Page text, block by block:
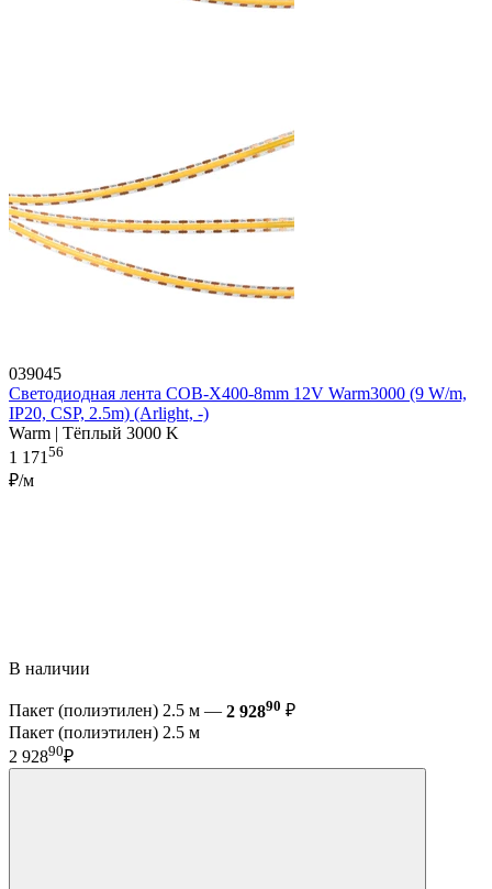
039045
Светодиодная лента COB-X400-8mm 12V Warm3000 (9 W/m,
IP20, CSP, 2.5m) (Arlight, -)
Warm | Тёплый 3000 K
1 171 56
₽/м
В наличии
Пакет (полиэтилен) 2.5 м — 2 92890 ₽
Пакет (полиэтилен) 2.5 м
2 92890₽